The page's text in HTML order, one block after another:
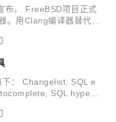
笨手笨脚寻求的女孩。
，因为这妹纸有严重的
...
布， FreeBSD项目正式
。用Clang编译器替代G
完成，未来的快照版本
： Changelist: SQL e
SQL hyperli
(quoted) object nam